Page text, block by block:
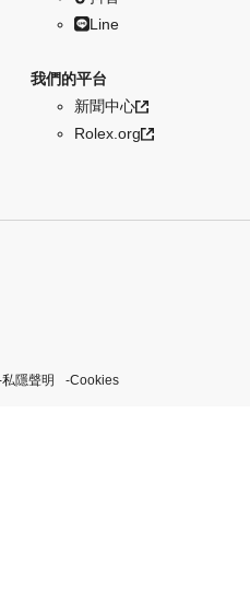
Line
我們的平台
新聞中心
Rolex.org
私隱聲明 Cookies